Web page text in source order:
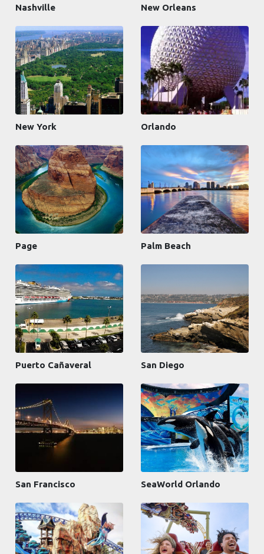
Nashville New Orleans
New York Orlando
Page Palm Beach
Puerto Cañaveral San Diego
San Francisco SeaWorld Orlando